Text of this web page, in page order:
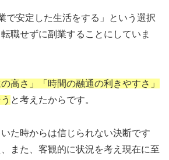
で安定した生活をする」という選択
職せずに副業することにしていま
の高さ」「時間の融通の利きやすさ」
と考えたからです。
た時からは信じられない決断です
また、客観的に状況を考え現在に至